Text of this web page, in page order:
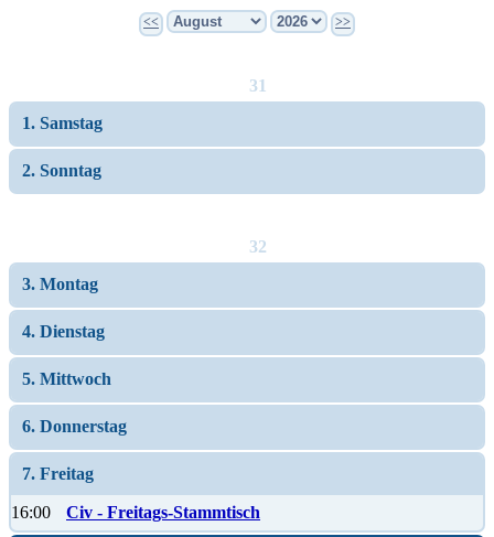
<< >>
31
1. Samstag
2. Sonntag
32
3. Montag
4. Dienstag
5. Mittwoch
6. Donnerstag
7. Freitag
16:00 Civ - Freitags-Stammtisch